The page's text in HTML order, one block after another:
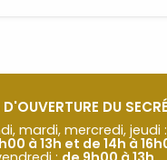
DU
mardi, mercredi, jeudi :
à 13h et de 14h à